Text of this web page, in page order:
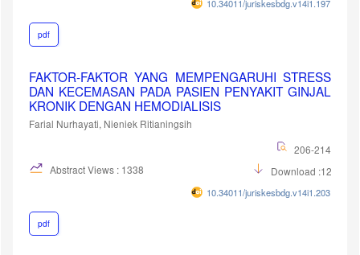
10.34011/juriskesbdg.v14i1.1971
pdf
FAKTOR-FAKTOR YANG MEMPENGARUHI STRESS
DAN KECEMASAN PADA PASIEN PENYAKIT GINJAL
KRONIK DENGAN HEMODIALISIS
Farial Nurhayati, Nieniek Ritianingsih
206-214
Abstract Views : 1338
Download :1269
10.34011/juriskesbdg.v14i1.2031
pdf